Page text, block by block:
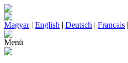
Magyar| English | Deutsch | Francais |
Menü